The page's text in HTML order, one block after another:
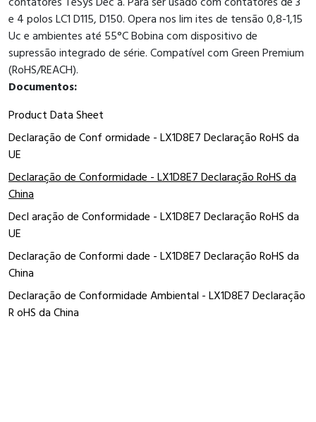
e 4 polos LC1 D115, D150. Opera nos lim ites de tensão 0,8-1,15
Uc e ambientes até 55°C Bobina com dispositivo de
supressão integrado de série. Compatível com Green Premium
(RoHS/REACH).
Documentos:
Product Data Sheet
Declaração de Conf ormidade - LX1D8E7 Declaração RoHS da
UE
Declaração de Conformidade - LX1D8E7 Declaração RoHS da
China
Decl aração de Conformidade - LX1D8E7 Declaração RoHS da
UE
Declaração de Conformi dade - LX1D8E7 Declaração RoHS da
China
Declaração de Conformidade Ambiental - LX1D8E7 Declaração
R oHS da China